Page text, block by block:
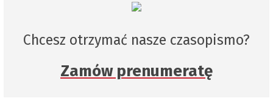
Chcesz otrzymać nasze czasopismo?
Zamów prenumeratę